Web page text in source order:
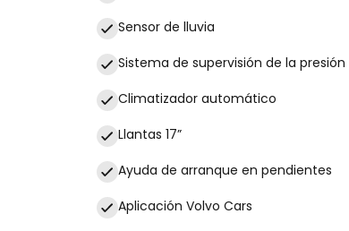
Sensor de lluvia
Sistema de supervisión de la
Climatizador automático
Llantas 17”
Ayuda de arranque en pendientes
Aplicación Volvo Cars